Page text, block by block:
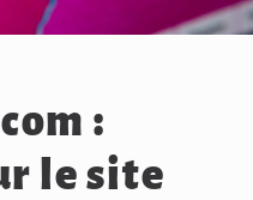
:
le site